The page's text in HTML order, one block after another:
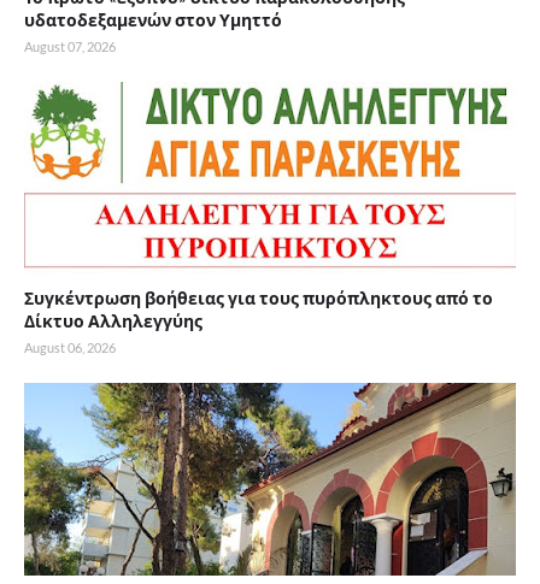
υδατοδεξαμενών στον Υμηττό
August 07, 2026
Συγκέντρωση βοήθειας για τους πυρόπληκτους από το
Δίκτυο Αλληλεγγύης
August 06, 2026